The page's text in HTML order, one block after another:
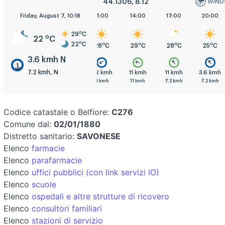
44.1306, 8.12
Friday, August 7, 10:18
22 oC
29oC
22 oC
3.6 kmh N
7.2 kmh, N
5:00
7.2 kmh
8:00
23oC
7.2 kmh
11:00
28 oC
7.2 kmh
11 kmh
14:00
29oC
11 kmh
11 kmh
17:00
28 oC
11 kmh
7.2 kmh
20:00
25 oC
3.6 kmh
7.2 kmh
Codice catastale o Belfiore: C276
Comune dal: 02/01/1880
Distretto sanitario: SAVONESE
Elenco farmacie
Elenco parafarmacie
Elenco uffici pubblici (con link servizi IO)
Elenco scuole
Elenco ospedali e altre strutture di ricovero
Elenco consultori familiari
Elenco stazioni di servizio